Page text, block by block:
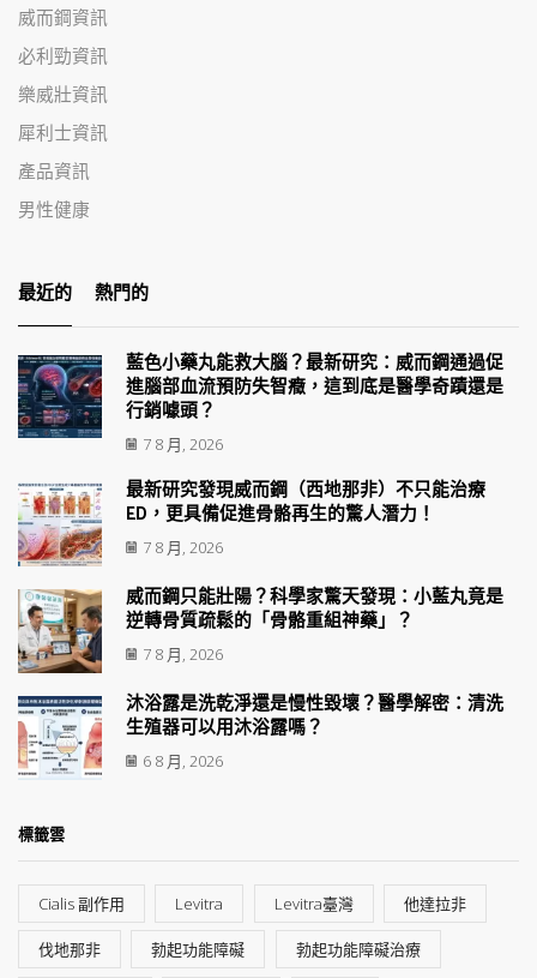
威而鋼資訊
必利勁資訊
樂威壯資訊
犀利士資訊
產品資訊
男性健康
最近的 熱門的
藍色小藥丸能救大腦？最新研究：威而鋼通過促
進腦部血流預防失智癥，這到底是醫學奇蹟還是
行銷噱頭？
7 8 月, 2026
最新研究發現威而鋼（西地那非）不只能治療
ED，更具備促進骨骼再生的驚人潛力！
7 8 月, 2026
威而鋼只能壯陽？科學家驚天發現：小藍丸竟是
逆轉骨質疏鬆的「骨骼重組神藥」？
7 8 月, 2026
沐浴露是洗乾淨還是慢性毀壞？醫學解密：清洗
生殖器可以用沐浴露嗎？
6 8 月, 2026
標籤雲
Cialis 副作用 Levitra Levitra臺灣 他達拉非
伐地那非 勃起功能障礙 勃起功能障礙治療